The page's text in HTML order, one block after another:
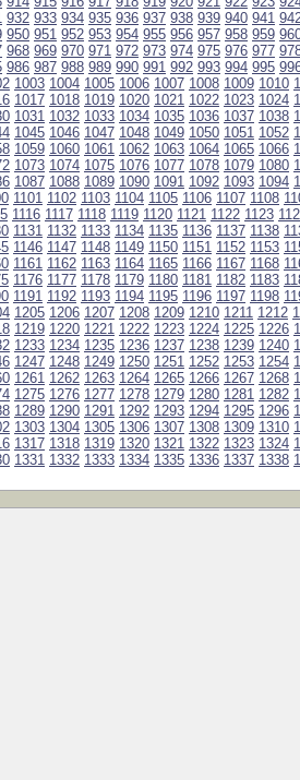
932 933 934 935 936 937 938 939 940 941
950 951 952 953 954 955 956 957 958 959
968 969 970 971 972 973 974 975 976 977
986 987 988 989 990 991 992 993 994 995
1003 1004 1005 1006 1007 1008 1009 1010
1017 1018 1019 1020 1021 1022 1023 1024
1031 1032 1033 1034 1035 1036 1037 1038
1045 1046 1047 1048 1049 1050 1051 1052
1059 1060 1061 1062 1063 1064 1065 1066
1073 1074 1075 1076 1077 1078 1079 1080
1087 1088 1089 1090 1091 1092 1093 1094
1101 1102 1103 1104 1105 1106 1107 1108
1116 1117 1118 1119 1120 1121 1122 1123
1131 1132 1133 1134 1135 1136 1137 1138
1146 1147 1148 1149 1150 1151 1152 1153
1161 1162 1163 1164 1165 1166 1167 1168
1176 1177 1178 1179 1180 1181 1182 1183
1191 1192 1193 1194 1195 1196 1197 1198
1205 1206 1207 1208 1209 1210 1211 1212
1219 1220 1221 1222 1223 1224 1225 1226
1233 1234 1235 1236 1237 1238 1239 1240
1247 1248 1249 1250 1251 1252 1253 1254
1261 1262 1263 1264 1265 1266 1267 1268
1275 1276 1277 1278 1279 1280 1281 1282
1289 1290 1291 1292 1293 1294 1295 1296
1303 1304 1305 1306 1307 1308 1309 1310
1317 1318 1319 1320 1321 1322 1323 1324
1331 1332 1333 1334 1335 1336 1337 1338